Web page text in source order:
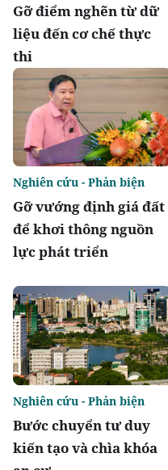
Gỡ điểm nghẽn từ dữ
liệu đến cơ chế thực
thi
Gỡ vướng định giá đất
để khơi thông nguồn
lực phát triển
Nghiên cứu - Phản biện
Bước chuyển tư duy
kiến tạo và chìa khóa
Nghiên cứu - Phản biện